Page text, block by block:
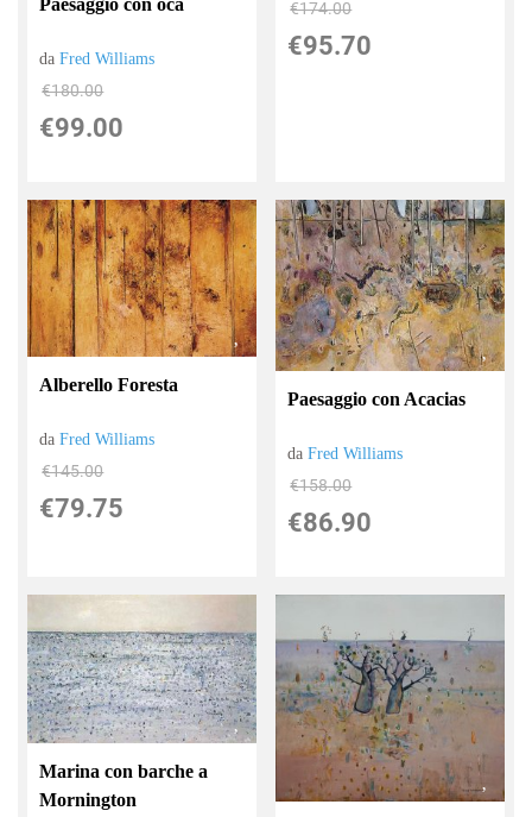
Paesaggio con oca
daFred Williams
€180.00
€99.00
€174.00
€95.70
Alberello Foresta
daFred Williams
€145.00
€79.75
Paesaggio con Acacias
daFred Williams
€158.00
€86.90
Marina con barche a
Mornington